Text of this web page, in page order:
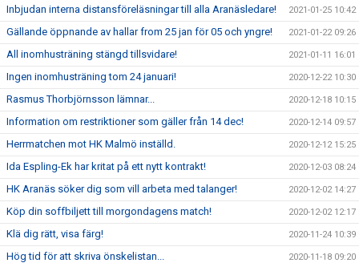
Inbjudan interna distansföreläsningar till alla Aranäsledare! 2021-01-25 10:42
Gällande öppnande av hallar from 25 jan för 05 och yngre! 2021-01-22 09:26
All inomhusträning stängd tillsvidare! 2021-01-11 16:01
Ingen inomhusträning tom 24 januari! 2020-12-22 10:30
Rasmus Thorbjörnsson lämnar... 2020-12-18 10:15
Information om restriktioner som gäller från 14 dec! 2020-12-14 09:57
Herrmatchen mot HK Malmö inställd. 2020-12-12 15:25
Ida Espling-Ek har kritat på ett nytt kontrakt! 2020-12-03 08:24
HK Aranäs söker dig som vill arbeta med talanger! 2020-12-02 14:27
Köp din soffbiljett till morgondagens match! 2020-12-02 12:17
Klä dig rätt, visa färg! 2020-11-24 10:39
Hög tid för att skriva önskelistan... 2020-11-18 09:20